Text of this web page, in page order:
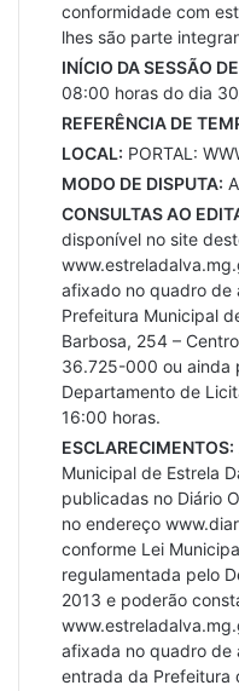
conformidade com
lhes são parte
INÍCIO DA SESSÃO
08:00 horas do dia
REFERÊNCIA DE
LOCAL: PORTAL:
MODO DE DISPUTA:
CONSULTAS AO
disponível no site
afixado no quadro de
Prefeitura Municipal
Barbosa, 254 –
36.725-000 ou ainda
Departamento de
16:00 horas.
ESCLARECIMENTOS:
Municipal de Estrela
publicadas no Diário
no endereço
conforme Lei
regulamentada pelo
2013 e poderão
afixada no quadro de
entrada da Prefeitura